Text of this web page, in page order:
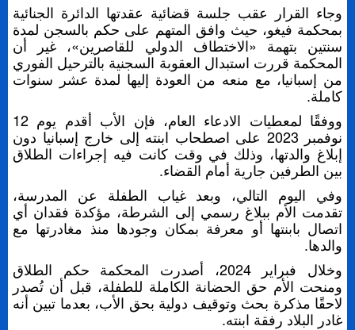
وجاء القرار عقب جلسة قضائية عقدتها الدائرة الجنائية
بمحكمة فيغو، حيث وافق المتهم على حكم بالسجن لمدة
سنتين بتهمة «الاختطاف الدولي للقاصرين»، غير أن
المحكمة قررت استبدال العقوبة السجنية بالترحيل الفوري
من إسبانيا، مع منعه من العودة إليها لمدة عشر سنوات
كاملة.
ووفقًا لمعطيات الادعاء العام، فإن الأب أقدم يوم 12
نوفمبر 2023 على اصطحاب ابنته إلى خارج إسبانيا دون
إبلاغ والدتها، وذلك في وقت كانت فيه إجراءات الطلاق
بين الطرفين جارية أمام القضاء.
وفي اليوم التالي، وبعد غياب الطفلة عن المدرسة،
تقدمت الأم ببلاغ رسمي إلى الشرطة، مؤكدة فقدان أي
اتصال بابنتها أو معرفة بمكان وجودها منذ مغادرتها مع
والدها.
وخلال فبراير 2024، أصدرت المحكمة حكم الطلاق
ومنحت الأم حق الحضانة الكاملة للطفلة، قبل أن تُصدر
لاحقًا مذكرة بحث وتوقيف دولية بحق الأب، بعدما تبين أنه
غادر البلاد رفقة ابنته.